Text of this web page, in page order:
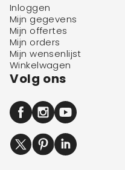
Inloggen
Mijn gegevens
Mijn offertes
Mijn orders
Mijn wensenlijst
Winkelwagen
Volg ons